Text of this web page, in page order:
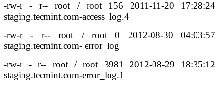
-rw-r - r-- root / root 156 2011-11-20 17:28:24
staging.tecmint.com-access_log.4
-rw-r - r-- root / root 0 2012-08-30 04:03:57
staging.tecmint.com- error_log
-rw-r - r-- root / root 3981 2012-08-29 18:35:12
staging.tecmint.com-error_log.1